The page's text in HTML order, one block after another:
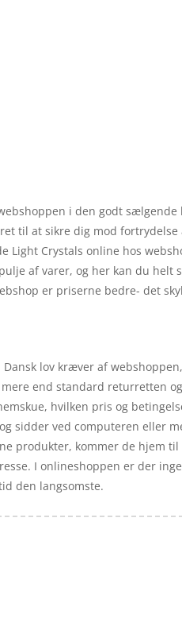
i den godt sælgende
til at sikre dig mod
Light Crystals online hos
af varer, og her kan du helt
er priserne bedre- det
lov kræver af
end standard returretten
hvilken pris og
sidder ved computeren eller
produkter, kommer de hjem
I onlineshoppen er der
den langsomste.